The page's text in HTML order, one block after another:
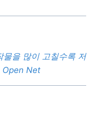
을 많이 고칠수록 저
Open Net